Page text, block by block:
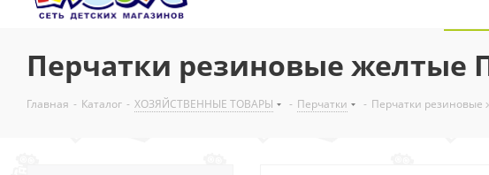
Перчатки резиновые желтые
Главная - Каталог - ХОЗЯЙСТВЕННЫЕ ТОВАРЫ - Перчатки - Перчатки